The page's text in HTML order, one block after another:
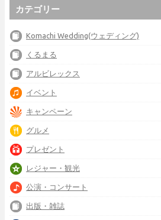
カテゴリー
Komachi Wedding(ウェディング)
くるまる
アルビレックス
イベント
キャンペーン
グルメ
プレゼント
レジャー・観光
公演・コンサート
出版・雑誌